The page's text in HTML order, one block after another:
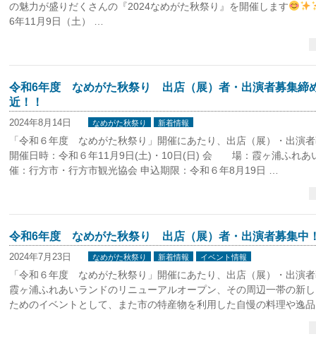
の魅力が盛りだくさんの『2024なめがた秋祭り』を開催します
6年11月9日（土） …
令和6年度 なめがた秋祭り 出店（展）者・出演者募集締
近！！
2024年8月14日 なめがた秋祭り 新着情報
「令和６年度 なめがた秋祭り」開催にあたり、出店（展）・出演
開催日時：令和６年11月9日(土)・10日(日) 会 場：霞ヶ浦ふ
催：行方市・行方市観光協会 申込期限：令和６年8月19日 …
令和6年度 なめがた秋祭り 出店（展）者・出演者募集中
2024年7月23日 なめがた秋祭り 新着情報 イベント情報
「令和６年度 なめがた秋祭り」開催にあたり、出店（展）・出演
霞ヶ浦ふれあいランドのリニューアルオープン、その周辺一帯の新
ためのイベントとして、また市の特産物を利用した自慢の料理や逸